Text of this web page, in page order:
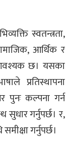
स्वतन्त्रता,
आर्थिक र
आवश्यक छ। यसका
प्रतिस्थापना
पुनः कल्पना गर्न
सुधार गर्नुपर्छ। र,
गर्नुपर्छ।